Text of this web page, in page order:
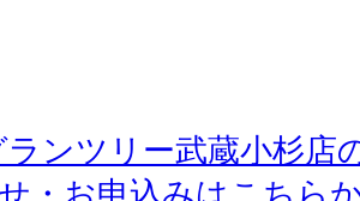
ンツリー武蔵小杉店
・お申込みはこちら